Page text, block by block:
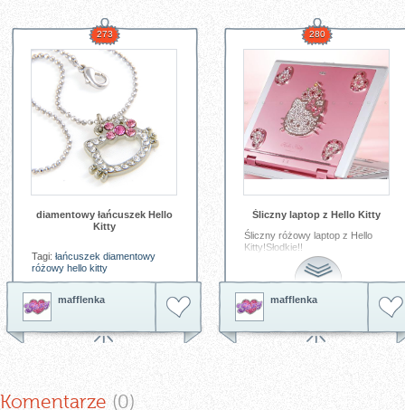
273
diamentowy łańcuszek Hello
Kitty
Tagi: łańcuszek diamentowy
różowy hello kitty
mafflenka
280
Śliczny laptop z Hello Kitty
Śliczny różowy laptop z Hello
Kitty!Słodkie!!
Kitty różowy
komputer
mafflenka
Komentarze (0)